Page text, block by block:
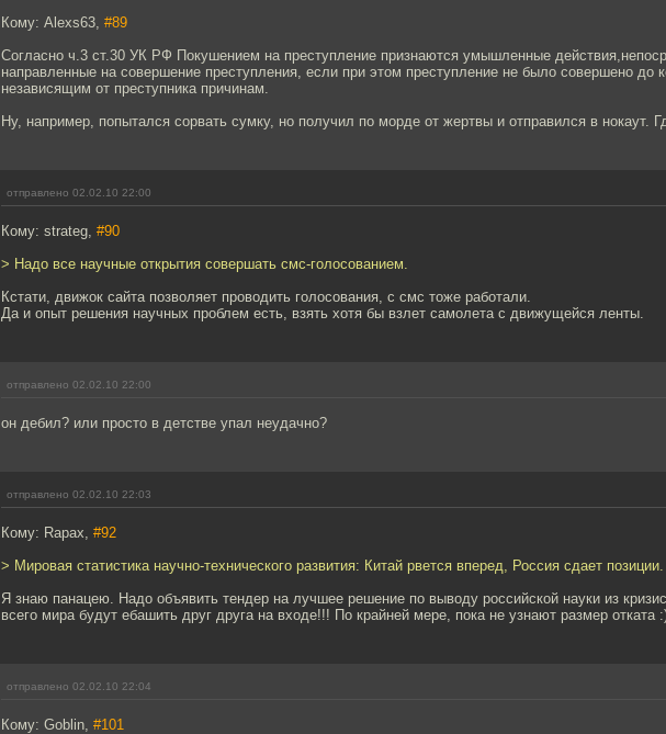
Кому: Alexs63, #89
Согласно ч.3 ст.30 УК РФ Покушением на преступление признаются умышленные
направленные на совершение преступления, если при этом преступление не было совершено до
независящим от преступника причинам.
Ну, например, попытался сорвать сумку, но получил по морде от жертвы и отправился в нокаут.
отправлено 02.02.10 22:00
Кому: strateg, #90
> Надо все научные открытия совершать смс-голосованием.
Кстати, движок сайта позволяет проводить голосования, с смс тоже работали.
Да и опыт решения научных проблем есть, взять хотя бы взлет самолета с движущейся ленты.
отправлено 02.02.10 22:00
он дебил? или просто в детстве упал неудачно?
отправлено 02.02.10 22:03
Кому: Rapax, #92
> Мировая статистика научно-технического развития: Китай рвется вперед, Россия сдает позиции.
Я знаю панацею. Надо объявить тендер на лучшее решение по выводу российской науки из
всего мира будут ебашить друг друга на входе!!! По крайней мере, пока не узнают размер отката
отправлено 02.02.10 22:04
Кому: Goblin, #101